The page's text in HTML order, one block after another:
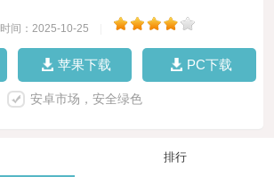
时间：2025-10-25
苹果下载 PC下载
安卓市场，安全绿色
排行